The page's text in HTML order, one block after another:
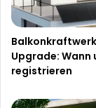
Upgrade: Wann
registrieren